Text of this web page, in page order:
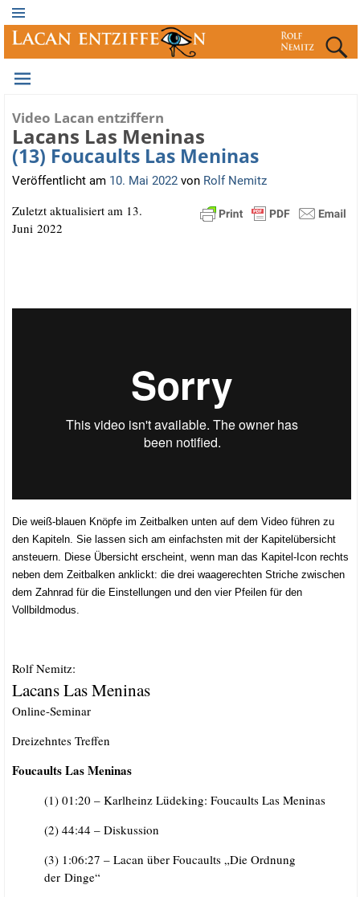
Video Lacan entziffern
Lacans Las Meninas
(13) Foucaults Las Meninas
Veröffentlicht am 10. Mai 2022 von Rolf Nemitz
Zuletzt aktua­li­siert am 13.
Juni 2022
Die weiß-blau­en Knöp­fe im Zeit­bal­ken unten auf dem Video füh­ren zu
den Kapi­teln. Sie las­sen sich am ein­fachs­ten mit der Kapi­tel­über­sicht
ansteu­ern. Die­se Über­sicht erscheint, wenn man das Kapi­tel-Icon rechts
neben dem Zeit­bal­ken anklickt: die drei waa­ge­rech­ten Stri­che zwi­schen
dem Zahn­rad für die Ein­stel­lun­gen und den vier Pfei­len für den
Vollbildmodus.
Rolf Nemitz:
Lacans Las Meninas
Online-Seminar
Drei­zehn­tes Treffen
Fou­caults Las Meninas
(1) 01:20 – Karl­heinz Lüde­king: Fou­caults Las Meninas
(2) 44:44 – Diskussion
(3) 1:06:27 – Lacan über Fou­caults „Die Ord­nung
der Dinge“